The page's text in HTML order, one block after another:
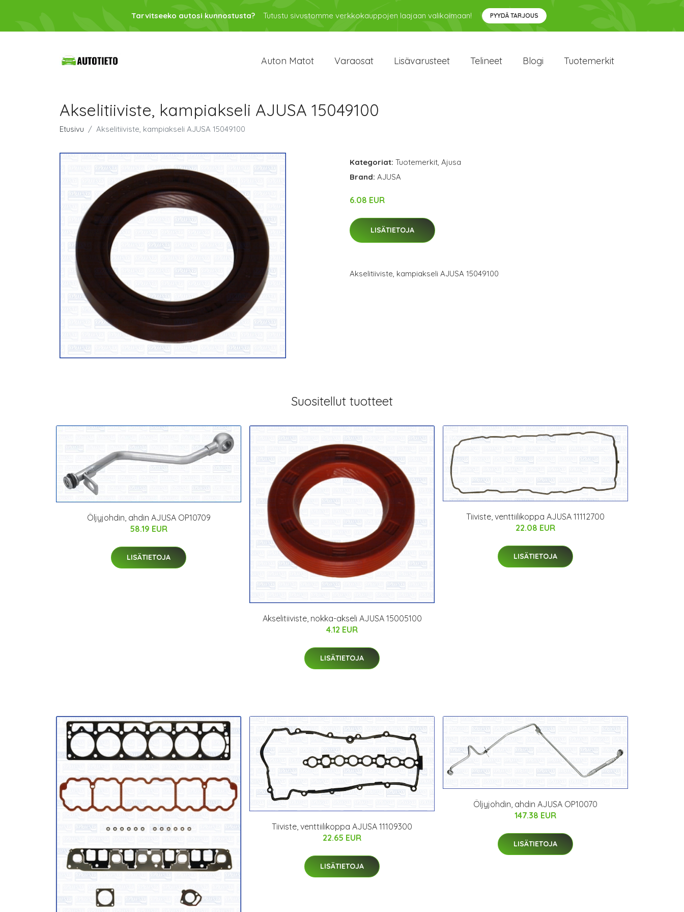
Tarvitseeko autosi kunnostusta? Tutustu sivustomme verkkokauppojen laajaan valikoimaan! PYYDÄ TARJOUS
Auton Matot Varaosat Lisävarusteet Telineet Blogi Tuotemerkit
Akselitiiviste, kampiakseli AJUSA 15049100
Etusivu Akselitiiviste, kampiakseli AJUSA 15049100
Kategoriat: Tuotemerkit, Ajusa
Brand: AJUSA
6.08 EUR
LISÄTIETOJA
Akselitiiviste, kampiakseli AJUSA 15049100
Suositellut tuotteet
Öljyjohdin, ahdin AJUSA OP10709
58.19 EUR
LISÄTIETOJA
Akselitiiviste, nokka-akseli AJUSA 15005100
4.12 EUR
LISÄTIETOJA
Tiiviste, venttiilikoppa AJUSA 11112700
22.08 EUR
LISÄTIETOJA
Tiiviste, venttiilikoppa AJUSA 11109300
22.65 EUR
LISÄTIETOJA
Öljyjohdin, ahdin AJUSA OP10070
147.38 EUR
LISÄTIETOJA